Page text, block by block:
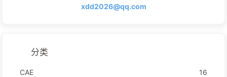
xdd2026@qq.com
分类
CAE
16